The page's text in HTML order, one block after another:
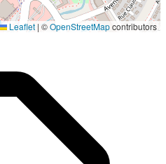
Leaflet | ©OpenStreetMapcontributors